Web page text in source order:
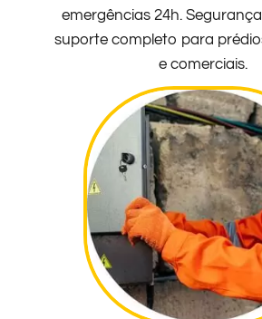
emergências 24h.
suporte completo para
e comerciais.